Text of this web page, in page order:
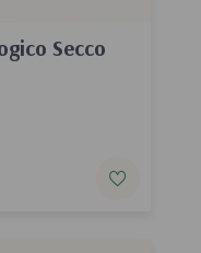
Secco